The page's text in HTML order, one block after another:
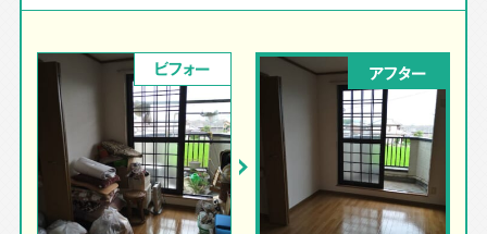
ビフォー アフター